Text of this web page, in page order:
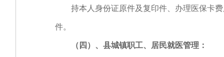
持本人身份证原件及复印件、办理医保卡费
件。
（四）、县城镇职工、居民就医管理：